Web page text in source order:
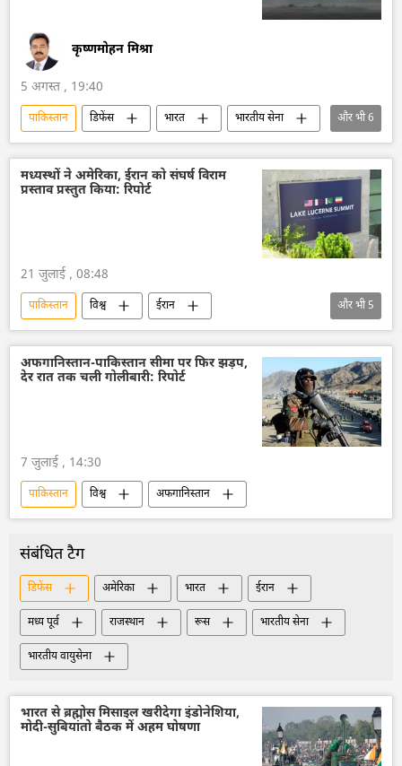
कृष्णमोहन मिश्रा
5 अगस्त , 19:40
पाकिस्तान डिफेंस भारत
भारतीय सेना
भारतीय वायुसेना
राजस्थान
रूस
हेलीकॉप्टर
ड्रोन ड्रोन हमला
और भी6
मध्यस्थों ने अमेरिका, ईरान को संघर्ष विराम
प्रस्ताव प्रस्तुत किया: रिपोर्ट
21 जुलाई , 08:48
पाकिस्तान विश्व
ईरान
अमेरिका-इजराइल-ईरान युद्ध
अमेरिका
कतर
मिस्र डॉनल्ड ट्रम्प
और भी5
अफगानिस्तान-पाकिस्तान सीमा पर फिर झड़प,
देर रात तक चली गोलीबारी: रिपोर्ट
7 जुलाई , 14:30
पाकिस्तान विश्व अफगानिस्तान
संबंधित टैग
डिफेंस अमेरिका भारत ईरान
मध्य पूर्व राजस्थान रूस भारतीय सेना
भारतीय वायुसेना
भारत से ब्रह्मोस मिसाइल खरीदेगा इंडोनेशिया,
मोदी-सुबियांतो बैठक में अहम घोषणा